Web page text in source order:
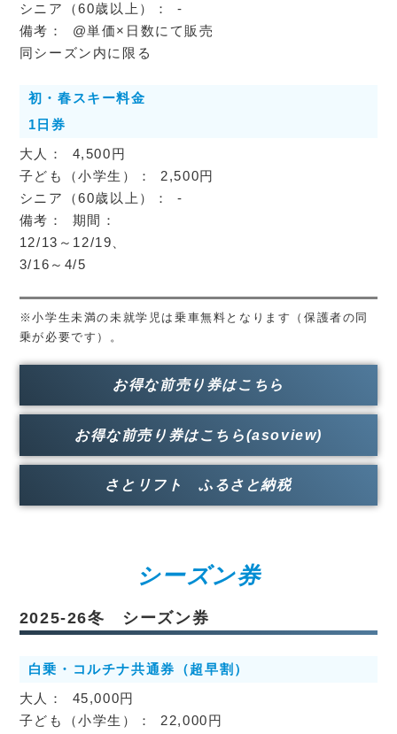
-
@単価×日数にて販売
同シーズン内に限る
初・春スキー料金
1日券
4,500円
2,500円
-
期間：
12/13～12/19、
3/16～4/5
※小学生未満の未就学児は乗車無料となります（保護者の同
乗が必要です）。
お得な前売り券はこちら
お得な前売り券はこちら(asoview)
さとリフト ふるさと納税
シーズン券
2025-26冬 シーズン券
白乗・コルチナ共通券（超早割）
45,000円
22,000円